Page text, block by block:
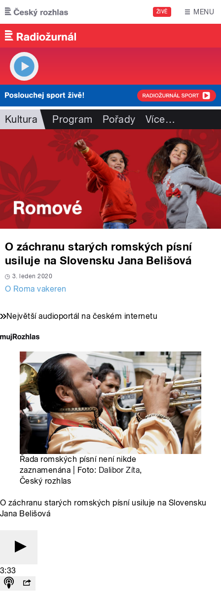
Přejít k hlavnímu obsahu
ŽIVĚ MENU
Kultura Program Pořady Více…
O záchranu starých romských písní
usiluje na Slovensku Jana Belišová
3. leden 2020
O Roma vakeren
Největší audioportál na českém internetu
Řada romských písní není nikde
zaznamenána | Foto: Dalibor Zíta,
Český rozhlas
O záchranu starých romských písní usiluje na Slovensku
Jana Belišová
3:33